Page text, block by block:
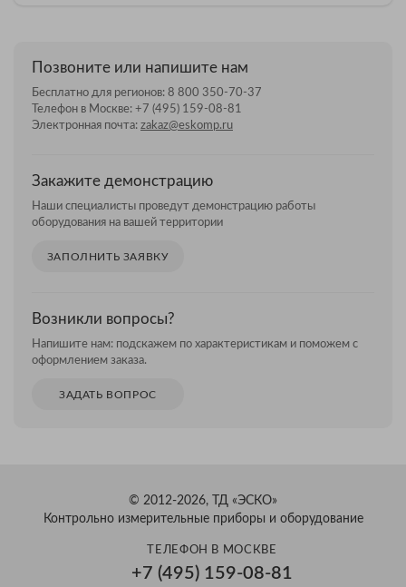
Позвоните или напишите нам
Бесплатно для регионов: 8 800 350-70-37
Телефон в Москве: +7 (495) 159-08-81
Электронная почта: zakaz@eskomp.ru
Закажите демонстрацию
Наши специалисты проведут демонстрацию работы
оборудования на вашей территории
ЗАПОЛНИТЬ ЗАЯВКУ
Возникли вопросы?
Напишите нам: подскажем по характеристикам и поможем с
оформлением заказа.
ЗАДАТЬ ВОПРОС
© 2012-2026, ТД «ЭСКО»
Контрольно измерительные приборы и оборудование
ТЕЛЕФОН В МОСКВЕ
+7 (495) 159-08-81